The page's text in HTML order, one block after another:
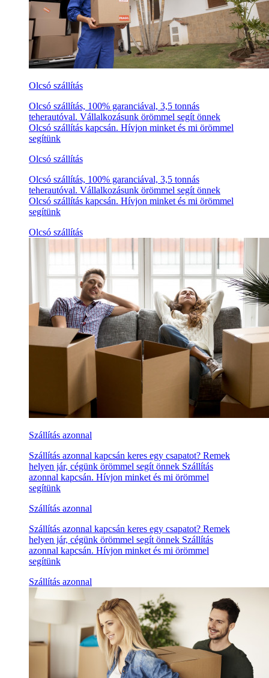
Olcsó szállítás
Olcsó szállítás, 100% garanciával, 3,5 tonnás
teherautóval. Vállalkozásunk örömmel segít önnek
Olcsó szállítás kapcsán. Hívjon minket és mi örömmel
segítünk
Olcsó szállítás
Olcsó szállítás, 100% garanciával, 3,5 tonnás
teherautóval. Vállalkozásunk örömmel segít önnek
Olcsó szállítás kapcsán. Hívjon minket és mi örömmel
segítünk
Olcsó szállítás
Szállítás azonnal
Szállítás azonnal kapcsán keres egy csapatot? Remek
helyen jár, cégünk örömmel segít önnek Szállítás
azonnal kapcsán. Hívjon minket és mi örömmel
segítünk
Szállítás azonnal
Szállítás azonnal kapcsán keres egy csapatot? Remek
helyen jár, cégünk örömmel segít önnek Szállítás
azonnal kapcsán. Hívjon minket és mi örömmel
segítünk
Szállítás azonnal